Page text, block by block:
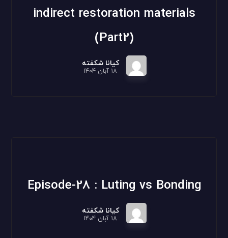
indirect restoration materials
(Part2)
کیانا شکفته
۱۸ آبان ۱۴۰۴
Episode-28 : Luting vs Bonding
کیانا شکفته
۱۸ آبان ۱۴۰۴